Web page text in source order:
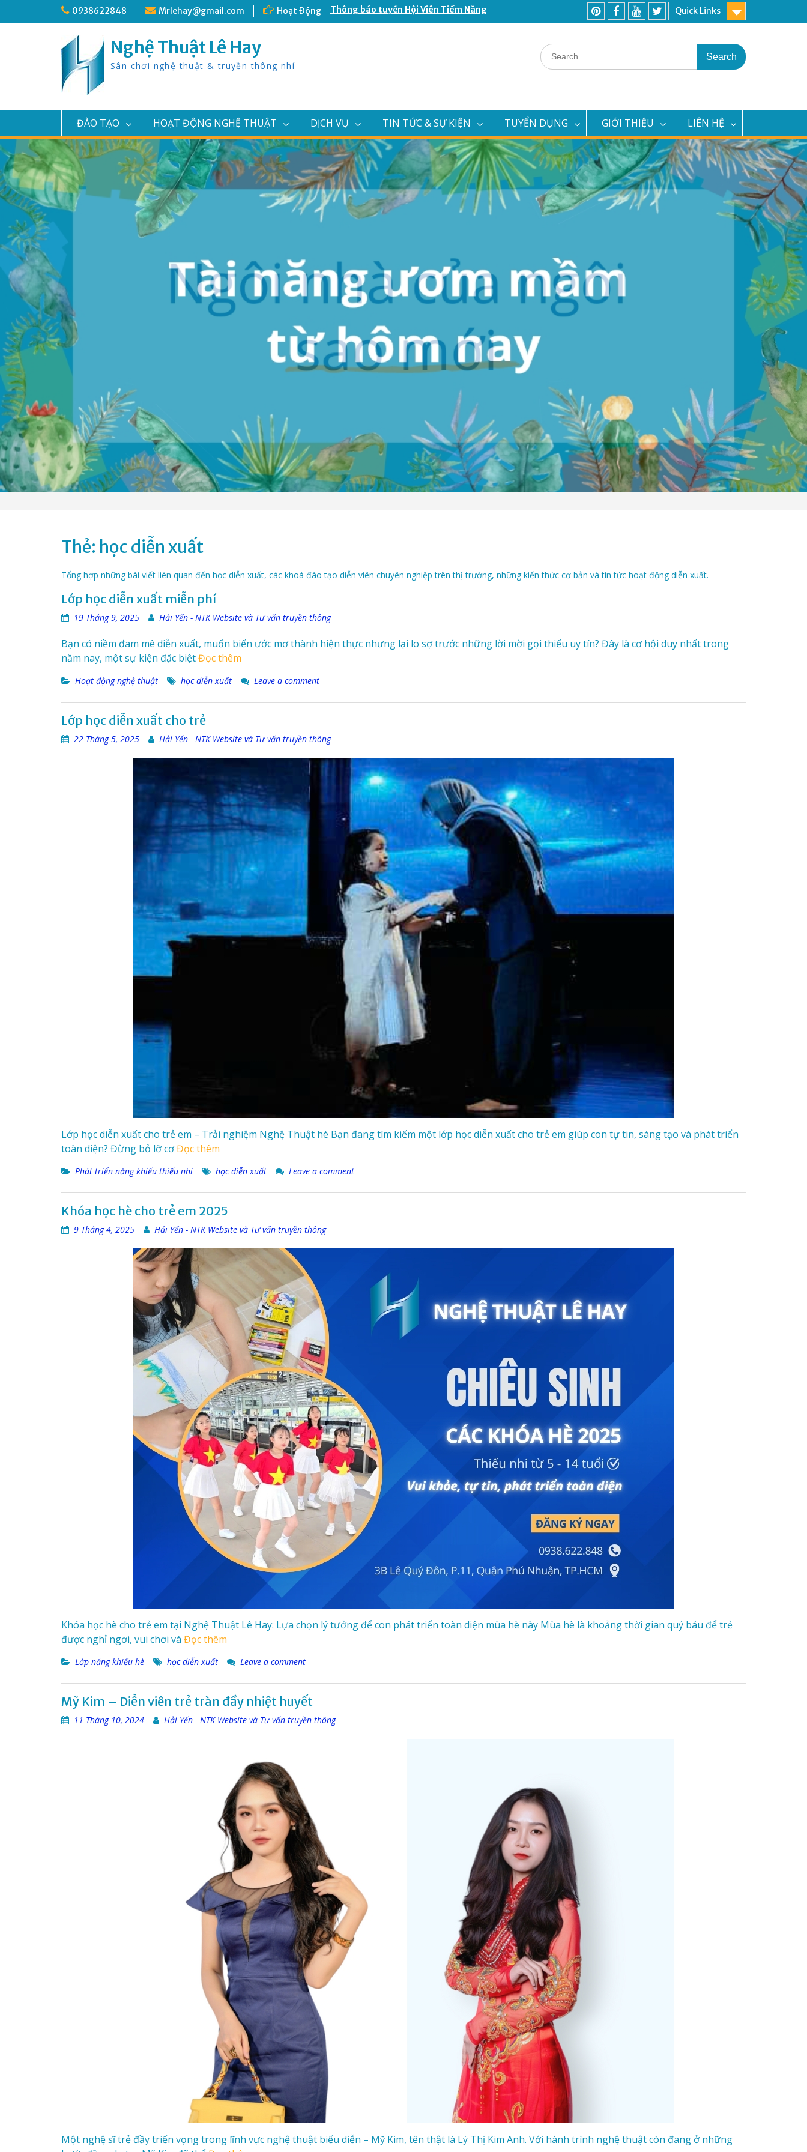
0938622848 Mrlehay@gmail.com Hoạt Động
Nữ Hoàng Muay Thái Việt Nam vừa
khai trương Câu Lạc Bộ Võ Thuật
CLB Văn Nghệ Búp Sen Hồng
Quick Links
PinterestFacebookYoutubeTwitter
Nghệ Thuật Lê Hay
Sân chơi nghệ thuật & truyền thông nhí
Search
for:
ĐÀO TẠO HOẠT ĐỘNG NGHỆ THUẬT DỊCH VỤ TIN TỨC & SỰ KIỆN TUYỂN DỤNG GIỚI THIỆU LIÊN HỆ
Thẻ: học diễn xuất
Tổng hợp những bài viết liên quan đến học diễn xuất, các khoá đào tạo diễn viên chuyên nghiệp trên thị trường, những kiến thức cơ bản và tin tức hoạt động diễn xuất.
Lớp học diễn xuất miễn phí
19 Tháng 9, 2025 Hải Yến - NTK Website và Tư vấn truyền thông
Bạn có niềm đam mê diễn xuất, muốn biến ước mơ thành hiện thực nhưng lại lo sợ trước những lời mời gọi thiếu uy tín? Đây là cơ hội duy nhất trong
năm nay, một sự kiện đặc biệtĐọc thêm
Hoạt động nghệ thuật học diễn xuất Leave a comment
Lớp học diễn xuất cho trẻ
22 Tháng 5, 2025 Hải Yến - NTK Website và Tư vấn truyền thông
Lớp học diễn xuất cho trẻ em – Trải nghiệm Nghệ Thuật hè Bạn đang tìm kiếm một lớp học diễn xuất cho trẻ em giúp con tự tin, sáng tạo và phát triển
toàn diện? Đừng bỏ lỡ cơĐọc thêm
Phát triển năng khiếu thiếu nhi học diễn xuất Leave a comment
Khóa học hè cho trẻ em 2025
9 Tháng 4, 2025 Hải Yến - NTK Website và Tư vấn truyền thông
Khóa học hè cho trẻ em tại Nghệ Thuật Lê Hay: Lựa chọn lý tưởng để con phát triển toàn diện mùa hè này Mùa hè là khoảng thời gian quý báu để trẻ
được nghỉ ngơi, vui chơi và Đọc thêm
Lớp năng khiếu hè học diễn xuất Leave a comment
Mỹ Kim – Diễn viên trẻ tràn đầy nhiệt huyết
11 Tháng 10, 2024 Hải Yến - NTK Website và Tư vấn truyền thông
Một nghệ sĩ trẻ đầy triển vọng trong lĩnh vực nghệ thuật biểu diễn – Mỹ Kim, tên thật là Lý Thị Kim Anh. Với hành trình nghệ thuật còn đang ở những